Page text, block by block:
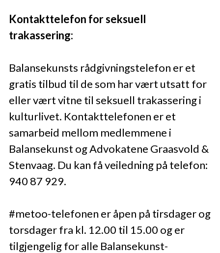
Kontakttelefon for seksuell
trakassering:
Balansekunsts rådgivningstelefon er et
gratis tilbud til de som har vært utsatt for
eller vært vitne til seksuell trakassering i
kulturlivet. Kontakttelefonen er et
samarbeid mellom medlemmene i
Balansekunst og Advokatene Graasvold &
Stenvaag. Du kan få veiledning på telefon:
940 87 929.
#metoo-telefonen er åpen på tirsdager og
torsdager fra kl. 12.00 til 15.00 og er
tilgjengelig for alle Balansekunst-